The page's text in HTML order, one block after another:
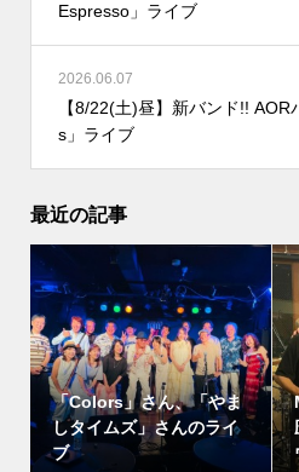
Espresso」ライブ
2026.06.07
【8/22(土)昼】新バンド!!
s」ライブ
最近の記事
「Colors」さん、「やま
しタイムズ」さんのライ
ブ